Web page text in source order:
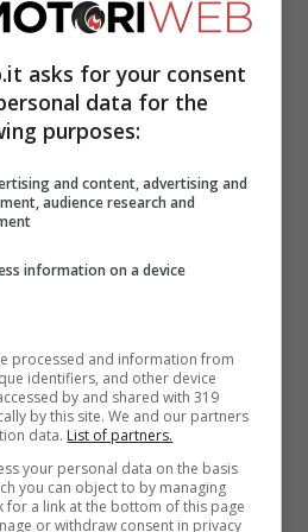
il problema che si sta
elettriche si è già vista
con questa
futuro
asks for your consent
data for the
purposes:
and content, advertising and
audience research and
information on a device
processed and information from
identifiers, and other device
by and shared with 319
by this site. We and our partners
data. List of partners.
your personal data on the basis
you can object to by managing
a link at the bottom of this page
or withdraw consent in privacy